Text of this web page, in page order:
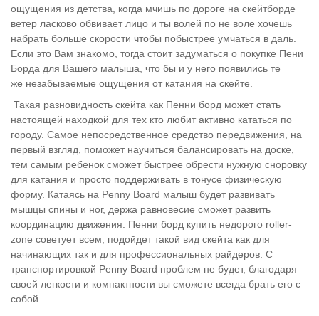
ощущения из детства, когда мчишь по дороге на скейтборде
ветер ласково обвивает лицо и ты волей по не воле хочешь
набрать больше скорости чтобы побыстрее умчаться в даль.
Если это Вам знакомо, тогда стоит задуматься о покупке Пени
Борда для Вашего малыша, что бы и у него появились те
же незабываемые ощущения от катания на скейте.
Такая разновидность скейта как Пенни борд может стать
настоящей находкой для тех кто любит активно кататься по
городу. Самое непосредственное средство передвижения, на
первый взгляд,
поможет научиться балансировать на доске,
тем самым ребенок сможет быстрее обрести нужную сноровку
для катания и просто поддерживать в тонусе физическую
форму. Катаясь на Penny Board малыш будет развивать
мышцы спины и ног, держа равновесие сможет развить
координацию движения. Пенни борд купить недорого roller-
zone советует всем, подойдет такой вид скейта как для
начинающих так и для профессиональных райдеров. С
транспортировкой Penny Board проблем не будет, благодаря
своей легкости и компактности вы сможете всегда брать его с
собой.